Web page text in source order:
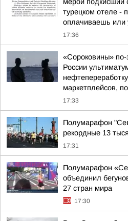
турецком отеле -
оплачиваешь или
17:36
«Сороковины» по-
России
маркетплейсов,
17:33
Полумарафон
рекордные 13
17:31
Полумарафон
объединил
27 стран мира
17:30